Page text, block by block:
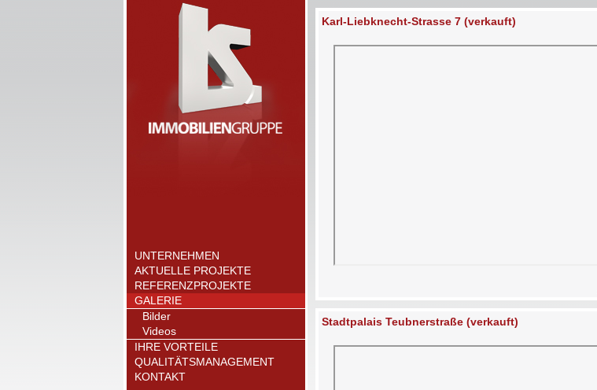
UNTERNEHMEN
AKTUELLE PROJEKTE
REFERENZPROJEKTE
GALERIE
Bilder
Videos
IHRE VORTEILE
QUALITÄTSMANAGEMENT
KONTAKT
Karl-Liebknecht-Strasse 7 (verkauft)
Stadtpalais Teubnerstraße (verkauft)